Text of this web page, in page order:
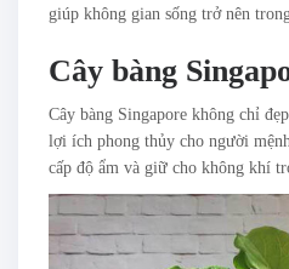
giúp không gian sống trở nên
Cây bàng
Cây bàng Singapore không chỉ
lợi ích phong thủy cho người
cấp độ ẩm và giữ cho không khí